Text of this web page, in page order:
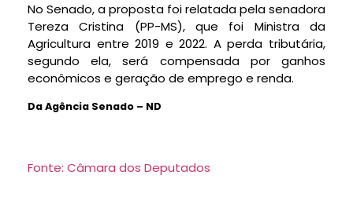
No Senado, a proposta foi relatada pela senadora
Tereza Cristina (PP-MS), que foi Ministra da
Agricultura entre 2019 e 2022. A perda tributária,
segundo ela, será compensada por ganhos
econômicos e geração de emprego e renda.
Da Agência Senado – ND
Fonte: Câmara dos Deputados